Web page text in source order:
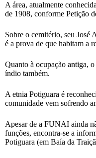
A área, atualmente
de 1908, conforme Petição
Sobre o cemitério, seu José
é a prova de que habitam a
Quanto à ocupação antiga,
índio também.
A etnia Potiguara é
comunidade vem sofrendo
Apesar de a FUNAI ainda
funções, encontra-se a
Potiguara (em Baía da